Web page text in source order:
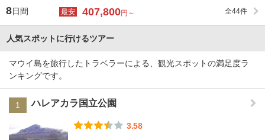
8日間 最安 407,800円～ 全44件
人気スポットに行けるツアー
マウイ島を旅行したトラベラーによる、観光スポットの満足度ラ
ンキングです。
1 ハレアカラ国立公園
3.58